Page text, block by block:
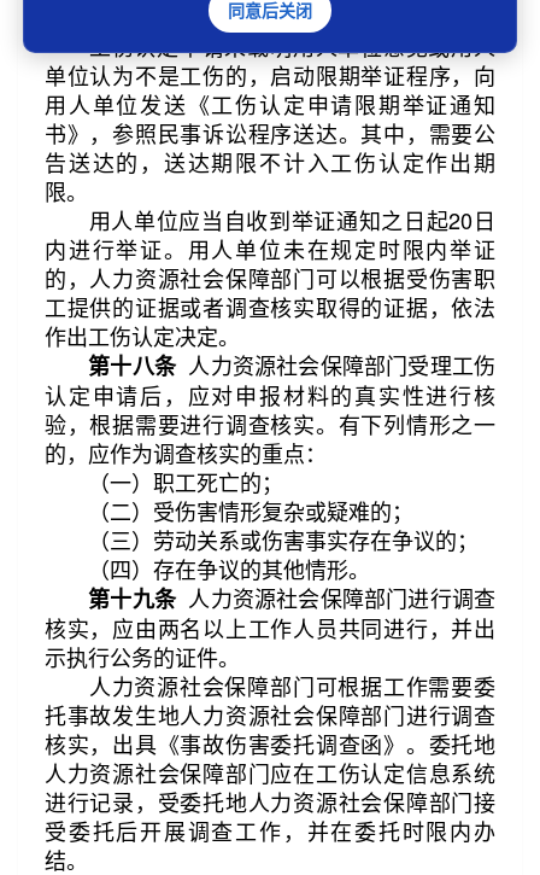
单位承担举证责任。
工伤认定申请未载明用人单位意见或用人
单位认为不是工伤的，启动限期举证程序，向
用人单位发送《工伤认定申请限期举证通知
书》，参照民事诉讼程序送达。其中，需要公
告送达的，送达期限不计入工伤认定作出期
限。
用人单位应当自收到举证通知之日起20日
内进行举证。用人单位未在规定时限内举证
的，人力资源社会保障部门可以根据受伤害职
工提供的证据或者调查核实取得的证据，依法
作出工伤认定决定。
第十八条人力资源社会保障部门受理工伤
认定申请后，应对申报材料的真实性进行核
验，根据需要进行调查核实。有下列情形之一
的，应作为调查核实的重点：
（一）职工死亡的；
（二）受伤害情形复杂或疑难的；
（三）劳动关系或伤害事实存在争议的；
（四）存在争议的其他情形。
第十九条人力资源社会保障部门进行调查
核实，应由两名以上工作人员共同进行，并出
示执行公务的证件。
人力资源社会保障部门可根据工作需要委
托事故发生地人力资源社会保障部门进行调查
核实，出具《事故伤害委托调查函》。委托地
人力资源社会保障部门应在工伤认定信息系统
进行记录，受委托地人力资源社会保障部门接
受委托后开展调查工作，并在委托时限内办
结。
同意后关闭